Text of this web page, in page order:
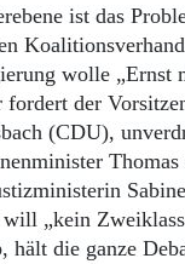
ist das
wolle „Ernst
der
(CDU),
„kein
hält die ganze